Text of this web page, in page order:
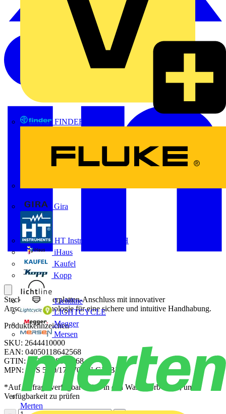
FINDER
Gira
HT Instruments GmbH
iHaus
Kaufel
Kopp
Lichtline
LIGHTCYCLE
Megger
Mersen
Merten
Steckbarer Leiterplatten-Anschluss mit innovativer
Anschlusstechnologie für eine sichere und intuitive Handhabung.
Produktkennzeichen
SKU: 2644410000
EAN: 04050118642568
GTIN: 04050118642568
MPN: CPS 5.00/17/270 SN GN BX
*Auf Anfrage verfügbar - bitte in den Warenkorb legen, um
Verfügbarkeit zu prüfen